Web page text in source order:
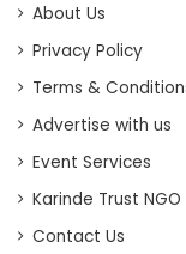
About Us
Privacy Policy
Terms &
Advertise with us
Event Services
Karinde Trust NGO
Contact Us